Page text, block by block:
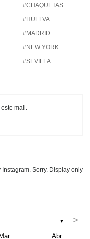
#CHAQUETAS
#HUELVA
#MADRID
#NEW YORK
#SEVILLA
este mail.
Sorry. Display only
▼ >
Mar Abr